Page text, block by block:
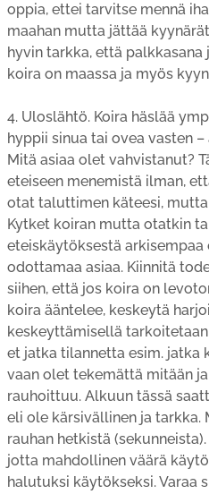
oppia, ettei tarvitse mennä
maahan mutta jättää
hyvin tarkka, että
koira on maassa ja myös
4. Uloslähtö. Koira häslää
hyppii sinua tai ovea vasten
Mitä asiaa olet vahvistanut?
eteiseen menemistä ilman,
otat taluttimen käteesi,
Kytket koiran mutta otatkin
eteiskäytöksestä arkisempaa
odottamaa asiaa. Kiinnitä
siihen, että jos koira on
koira ääntelee, keskeytä
keskeyttämisellä
et jatka tilannetta esim. jatka
vaan olet tekemättä mitään
rauhoittuu. Alkuun tässä
eli ole kärsivällinen ja tarkka.
rauhan hetkistä
jotta mahdollinen väärä
halutuksi käytökseksi. Varaa